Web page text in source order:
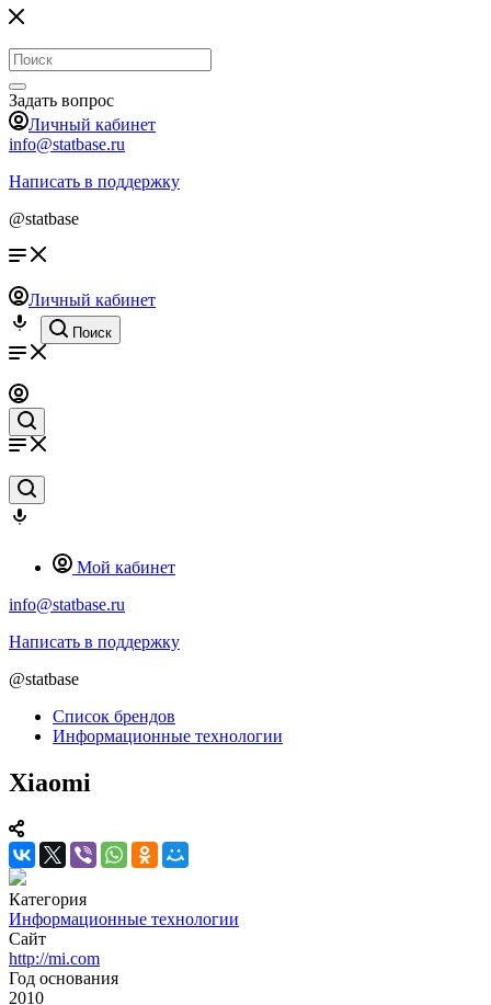
Задать вопрос
Личный кабинет
info@statbase.ru
Написать в поддержку
@statbase
Личный кабинет
Поиск
Мой кабинет
info@statbase.ru
Написать в поддержку
@statbase
Список брендов
Информационные технологии
Xiaomi
Категория
Информационные технологии
Сайт
http://mi.com
Год основания
2010